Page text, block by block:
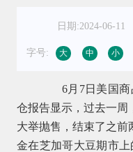
日期:2024-06-11
字号: 大 中 小
6月7日美国商
仓报告显示，过去一周
大举抛售，结束了之前
金在芝加哥大豆期市